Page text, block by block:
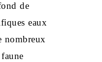
de
eaux
nombreux